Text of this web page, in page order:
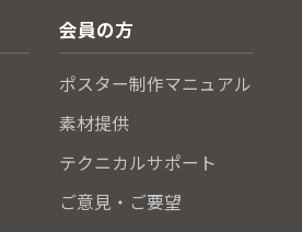
会員の方
ポスター制作マニュアル
素材提供
テクニカルサポート
ご意見・ご要望